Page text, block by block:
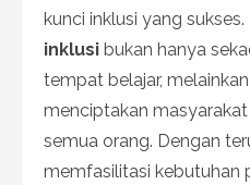
kunci inklusi yang
inklusi bukan hanya
tempat belajar,
menciptakan
semua orang. Dengan
memfasilitasi kebutuhan